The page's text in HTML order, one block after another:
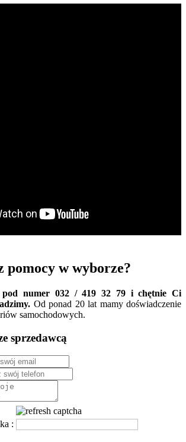
pomocy w wyborze?
pod numer 032 / 419 32 79 i chętnie Ci
Od ponad 20 lat mamy doświadczenie
samochodowych.
sprzedawcą
: